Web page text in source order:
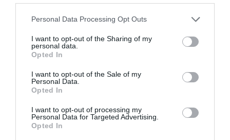
Please note that this website/app uses one or more Google
not limited to your visit or usage behaviour. You may click to
grant or deny consent to Google and its third-party tags to
use your data for below specified purposes in below Google
consent section.
Personal Data Processing Opt Outs
I want to opt-out of the Sharing of my
personal data.
Opted In
I want to opt-out of the Sale of my
Personal Data.
Opted In
I want to opt-out of processing my
Personal Data for Targeted Advertising.
Opted In
infláció pénzromlás drágulás veszteség
bod péter ákos haszon